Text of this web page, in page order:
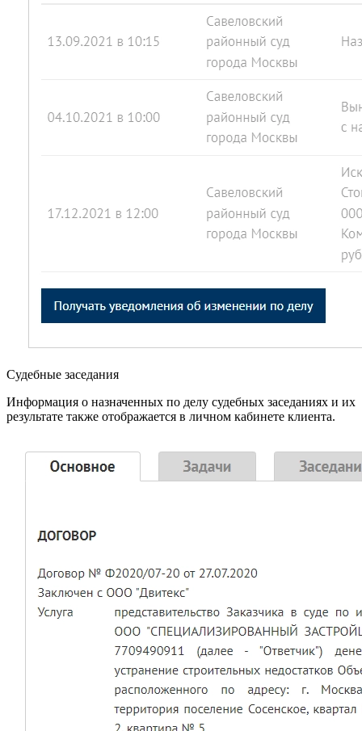
Судебные заседания
Информация о назначенных по делу судебных заседаниях и их
результате также отображается в личном кабинете клиента.